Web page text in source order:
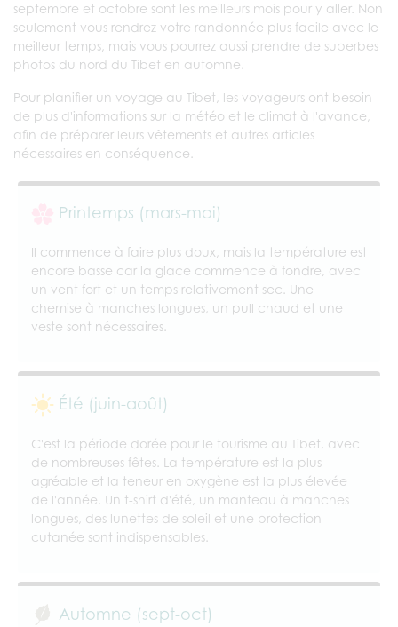
septembre et octobre sont les meilleurs mois pour y aller. Non
seulement vous rendrez votre randonnée plus facile avec le
meilleur temps, mais vous pourrez aussi prendre de superbes
photos du nord du Tibet en automne.
Pour planifier un voyage au Tibet, les voyageurs ont besoin
de plus d'informations sur la météo et le climat à l'avance,
afin de préparer leurs vêtements et autres articles
nécessaires en conséquence.
Printemps (mars-mai)
Il commence à faire plus doux, mais la température est
encore basse car la glace commence à fondre, avec
un vent fort et un temps relativement sec. Une
chemise à manches longues, un pull chaud et une
veste sont nécessaires.
Été (juin-août)
C'est la période dorée pour le tourisme au Tibet, avec
de nombreuses fêtes. La température est la plus
agréable et la teneur en oxygène est la plus élevée
de l'année. Un t-shirt d'été, un manteau à manches
longues, des lunettes de soleil et une protection
cutanée sont indispensables.
Automne (sept-oct)